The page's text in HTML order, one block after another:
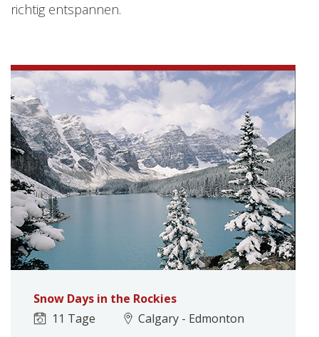
richtig entspannen.
Snow Days in the Rockies
11 Tage
Calgary - Edmonton